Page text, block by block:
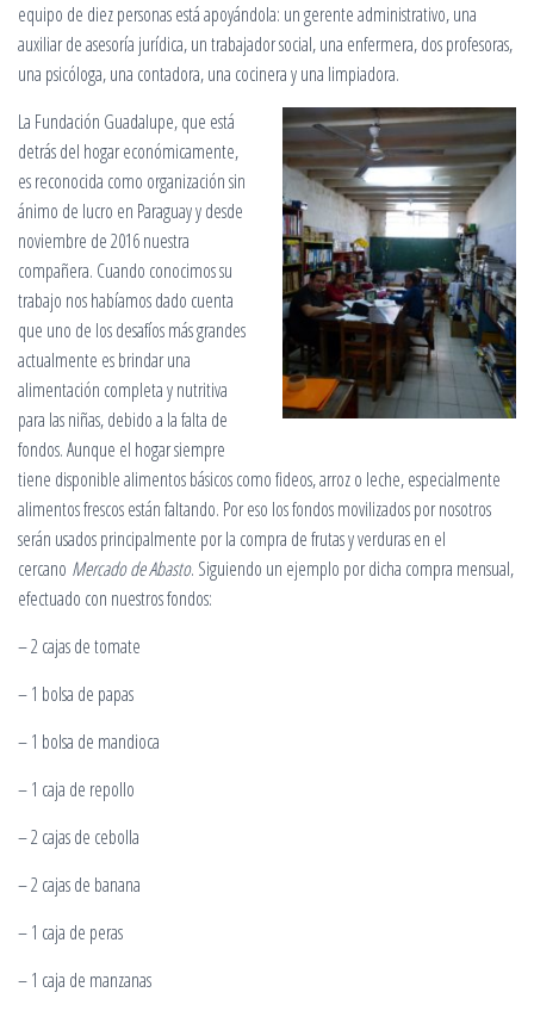
equipo de diez personas está apoyándola: un gerente administrativo, una
auxiliar de asesoría jurídica, un trabajador social, una enfermera, dos profesoras,
una psicóloga, una contadora, una cocinera y una limpiadora.
La Fundación Guadalupe, que está
detrás del hogar económicamente,
es reconocida como organización sin
ánimo de lucro en Paraguay y desde
noviembre de 2016 nuestra
compañera. Cuando conocimos su
trabajo nos habíamos dado cuenta
que uno de los desafíos más grandes
actualmente es brindar una
alimentación completa y nutritiva
para las niñas, debido a la falta de
fondos. Aunque el hogar siempre
tiene disponible alimentos básicos como fideos, arroz o leche, especialmente
alimentos frescos están faltando. Por eso los fondos movilizados por nosotros
serán usados principalmente por la compra de frutas y verduras en el
cercano Mercado de Abasto. Siguiendo un ejemplo por dicha compra mensual,
efectuado con nuestros fondos:
– 2 cajas de tomate
– 1 bolsa de papas
– 1 bolsa de mandioca
– 1 caja de repollo
– 2 cajas de cebolla
– 2 cajas de banana
– 1 caja de peras
– 1 caja de manzanas